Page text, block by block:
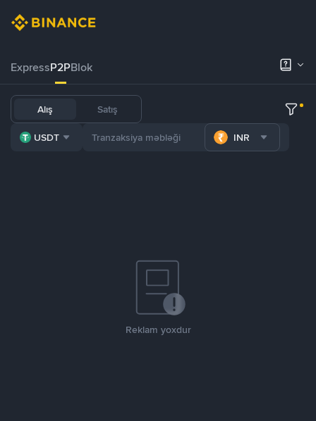
ExpressP2PBlok
Alış Satış
USDT INR
Reklam yoxdur